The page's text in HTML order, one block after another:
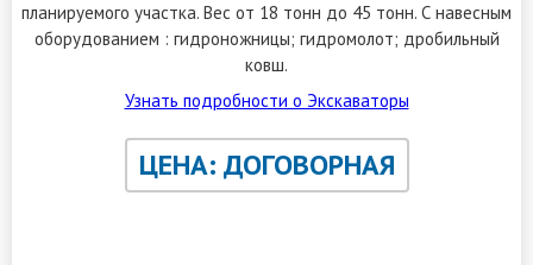
планируемого участка. Вес от 18 тонн до 45 тонн. С навесным
оборудованием : гидроножницы; гидромолот; дробильный
ковш.
Узнать подробности о Экскаваторы
ЦЕНА: ДОГОВОРНАЯ